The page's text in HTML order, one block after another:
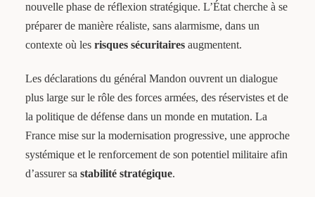
nouvelle phase de réflexion stratégique. L’État cherche à se
préparer de manière réaliste, sans alarmisme, dans un
contexte où les risques sécuritairesaugmentent.
Les déclarations du général Mandon ouvrent un dialogue
plus large sur le rôle des forces armées, des réservistes et de
la politique de défense dans un monde en mutation. La
France mise sur la modernisation progressive, une approche
systémique et le renforcement de son potentiel militaire afin
d’assurer sa stabilité stratégique.